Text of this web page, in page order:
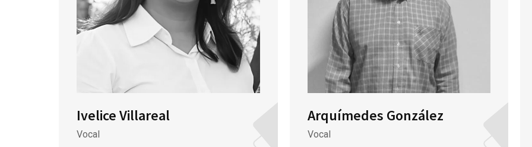
Ivelice Villareal
Vocal
Arquímedes González
Vocal